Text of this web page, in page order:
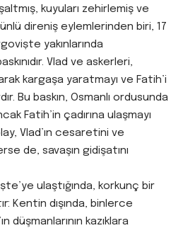
kuyuları zehirlemiş ve
direniş eylemlerinden biri, 17
yakınlarında
Vlad ve askerleri,
kargaşa yaratmayı ve Fatih’i
Bu baskın, Osmanlı ordusunda
Fatih’in çadırına ulaşmayı
Vlad’ın cesaretini ve
de, savaşın gidişatını
ulaştığında, korkunç bir
Kentin dışında, binlerce
düşmanlarının kazıklara